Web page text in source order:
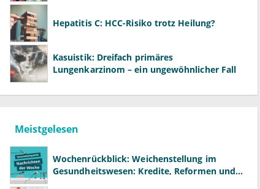
Hepatitis C: HCC-Risiko trotz Heilung?
Kasuistik: Dreifach primäres
Lungenkarzinom – ein ungewöhnlicher Fall
Meistgelesen
Wochenrückblick: Weichenstellung im
Gesundheitswesen: Kredite, Reformen und